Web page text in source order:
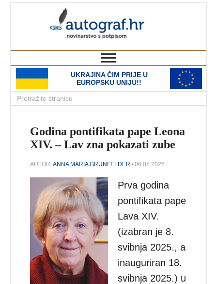
UKRAJINA ČIM PRIJE U
EUROPSKU UNIJU!!
Godina pontifikata pape Leona
XIV. – Lav zna pokazati zube
AUTOR:ANNA MARIA GRÜNFELDER / 06.05.2026.
Prva godina
pontifikata pape
Lava XIV.
(izabran je 8.
svibnja 2025., a
inauguriran 18.
svibnja 2025.) u